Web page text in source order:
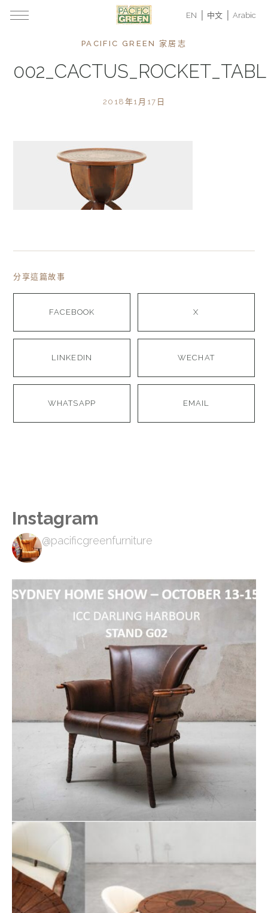
EN 中文 Arabic
PACIFIC GREEN 家居志
2018年1月17日
分享這篇故事
FACEBOOK X
LINKEDIN WECHAT
WHATSAPP EMAIL
Instagram
@pacificgreenfurniture